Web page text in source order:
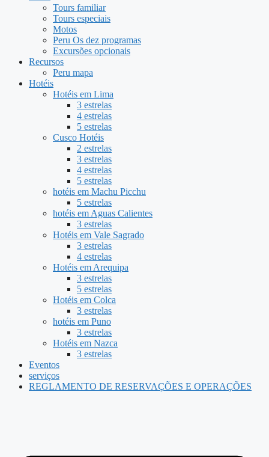
Tours familiar
Tours especiais
Motos
Peru Os dez programas
Excursões opcionais
Recursos
Peru mapa
Hotéis
Hotéis em Lima
3 estrelas
4 estrelas
5 estrelas
Cusco Hotéis
2 estrelas
3 estrelas
4 estrelas
5 estrelas
hotéis em Machu Picchu
5 estrelas
hotéis em Aguas Calientes
3 estrelas
Hotéis em Vale Sagrado
3 estrelas
4 estrelas
Hotéis em Arequipa
3 estrelas
5 estrelas
Hotéis em Colca
3 estrelas
hotéis em Puno
3 estrelas
Hotéis em Nazca
3 estrelas
Eventos
serviços
REGLAMENTO DE RESERVAÇÕES E OPERAÇÕES